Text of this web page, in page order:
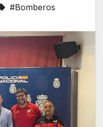
#Bomberos